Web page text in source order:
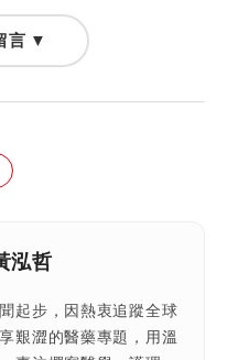
言 ▼
泓哲
起步，因熱衷追蹤全球
艱澀的醫藥專題，用溫